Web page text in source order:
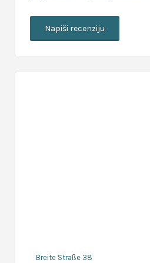
Breite Straße 38